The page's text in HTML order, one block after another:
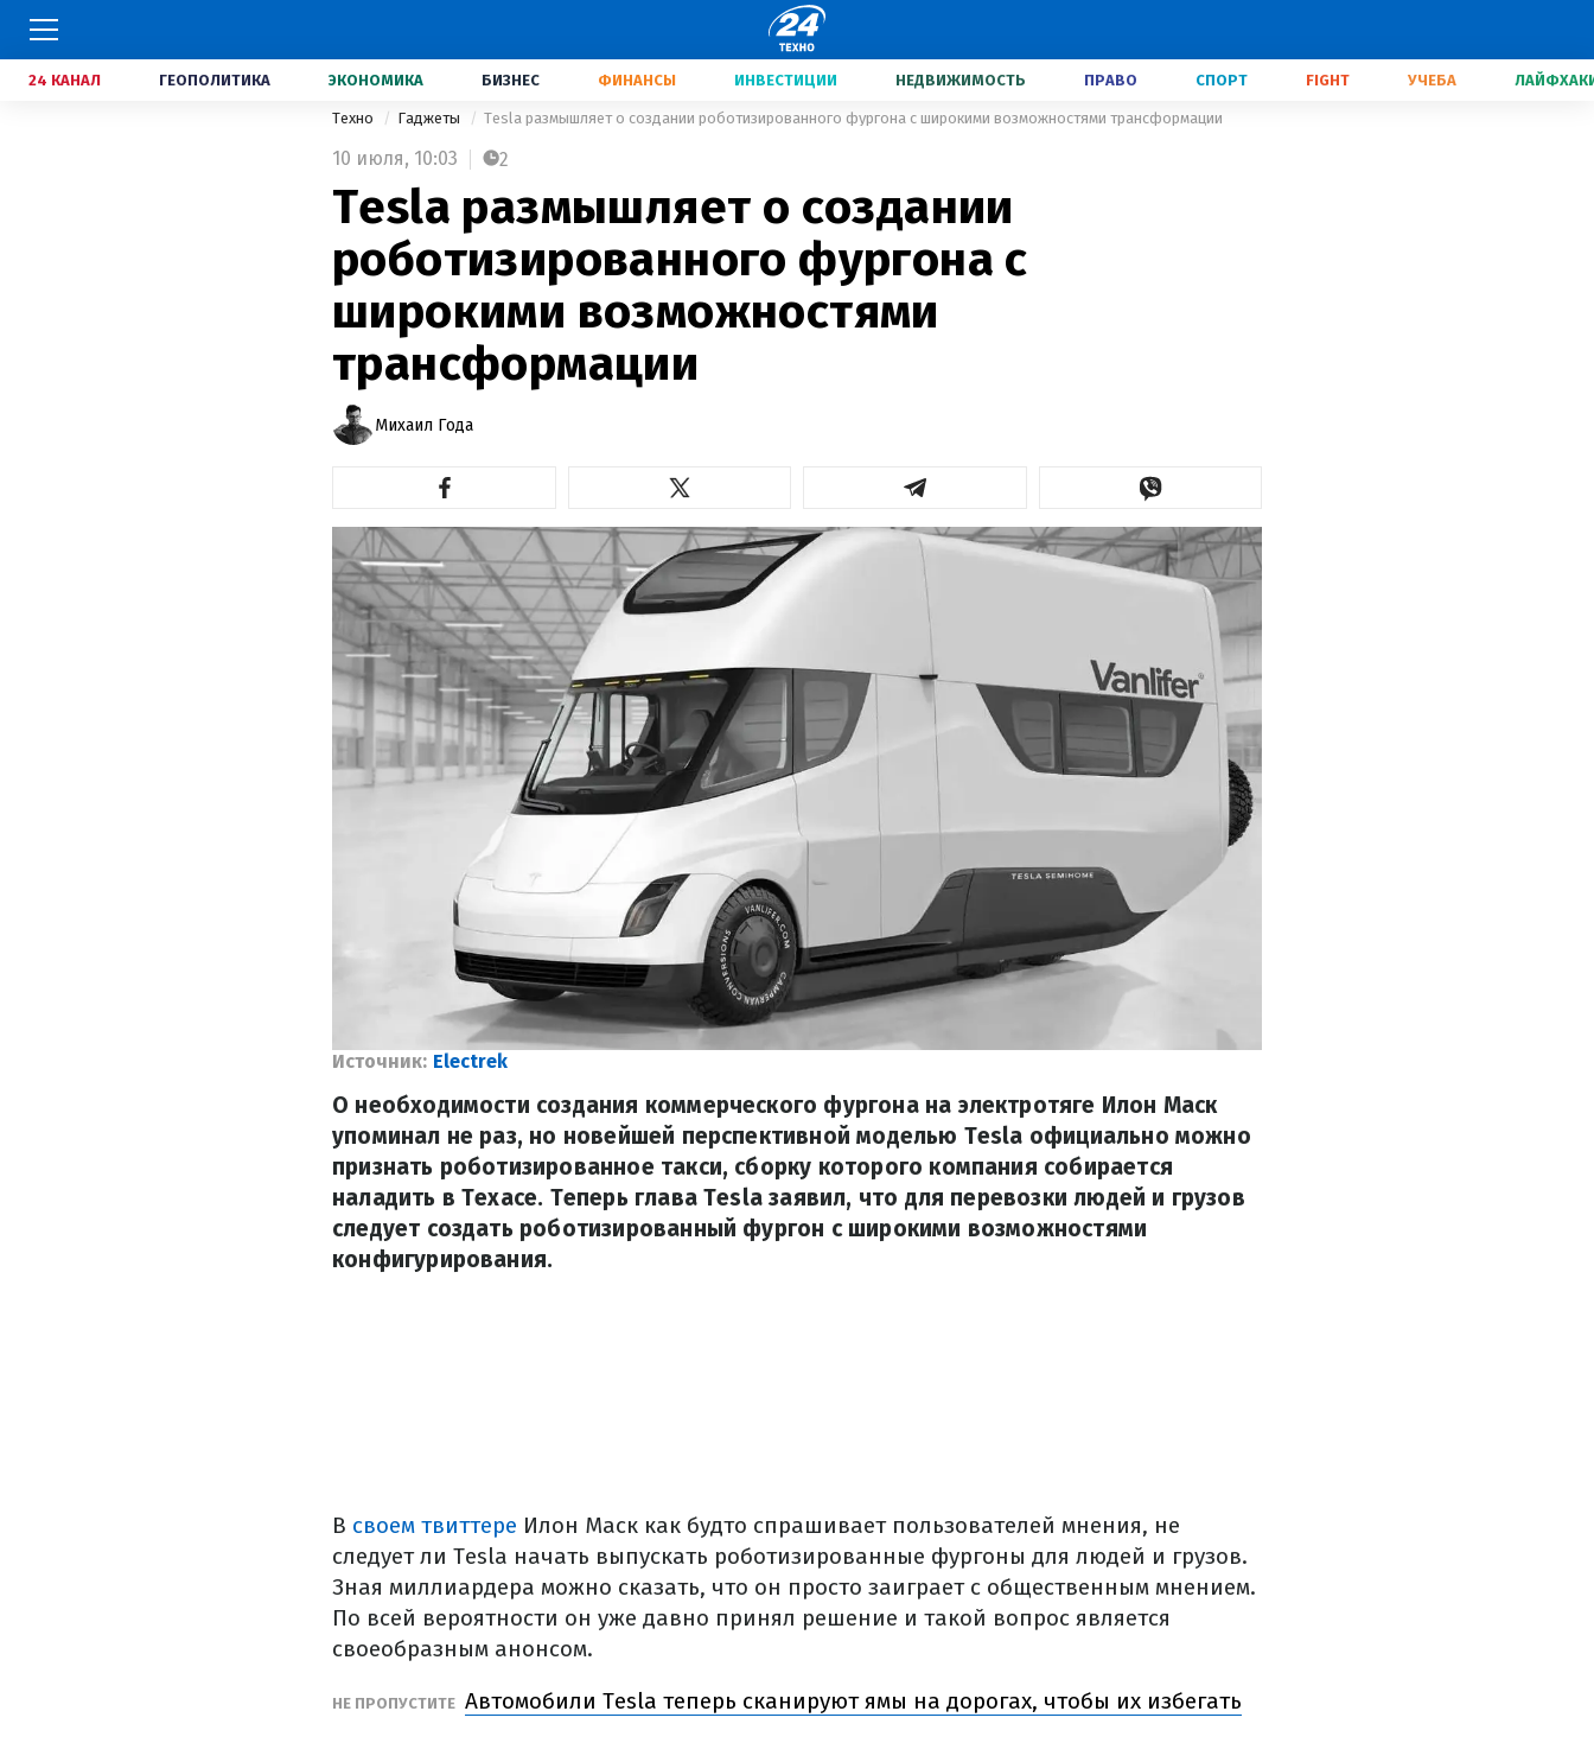
24 КАНАЛ ГЕОПОЛИТИКА ЭКОНОМИКА БИЗНЕС ФИНАНСЫ ИНВЕСТИЦИИ НЕДВИЖИМОСТЬ ПРАВО СПОРТ FIGHT УЧЕБА
Техно Гаджеты Tesla размышляет о создании роботизированного фургона с широкими возможностями трансформации
10 июля, 10:03 2
Tesla размышляет о создании
роботизированного фургона с
широкими возможностями
трансформации
Михаил Года
Источник: Electrek
О необходимости создания коммерческого фургона на электротяге Илон Маск
упоминал не раз, но новейшей перспективной моделью Tesla официально можно
признать роботизированное такси, сборку которого компания собирается
наладить в Техасе. Теперь глава Tesla заявил, что для перевозки людей и грузов
следует создать роботизированный фургон с широкими возможностями
конфигурирования.
В своем твиттере Илон Маск как будто спрашивает пользователей мнения, не
следует ли Tesla начать выпускать роботизированные фургоны для людей и грузов.
Зная миллиардера можно сказать, что он просто заиграет с общественным мнением.
По всей вероятности он уже давно принял решение и такой вопрос является
своеобразным анонсом.
НЕ ПРОПУСТИТЕ Автомобили Tesla теперь сканируют ямы на дорогах, чтобы их избегать